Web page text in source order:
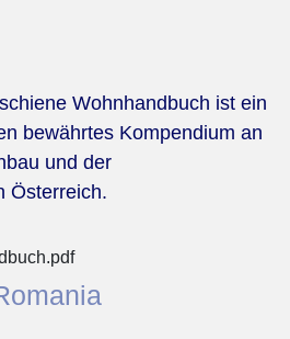
Wohnhandbuch ist ein
bewährtes Kompendium an
und der
Österreich.